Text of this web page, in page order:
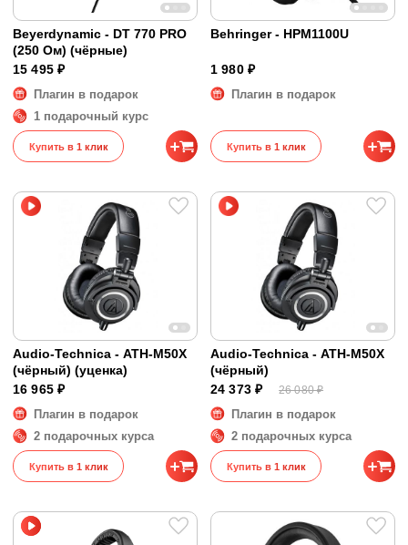
Beyerdynamic - DT 770 PRO
(250 Ом) (чёрные)
15 495 ₽
Плагин в подарок
1 подарочный курс
Купить в 1 клик
Behringer - HPM1100U
1 980 ₽
Плагин в подарок
Купить в 1 клик
Audio-Technica - ATH-M50X
(чёрный) (уценка)
16 965 ₽
Плагин в подарок
2 подарочных курса
Купить в 1 клик
Audio-Technica - ATH-M50X
(чёрный)
24 373 ₽
26 080 ₽
Плагин в подарок
2 подарочных курса
Купить в 1 клик